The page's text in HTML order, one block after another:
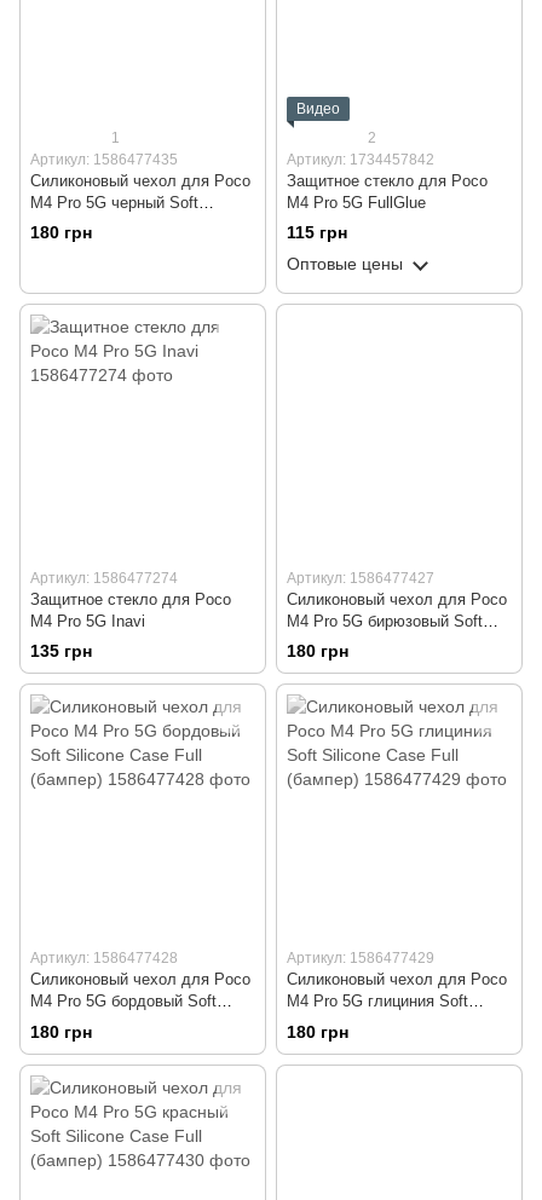
1
Артикул: 1586477435
Силиконовый чехол для Poco
M4 Pro 5G черный Soft
Silicone Case Full (бампер)
180 грн
Видео
2
Артикул: 1734457842
Защитное стекло для Poco
M4 Pro 5G FullGlue
115 грн
Оптовые цены
Артикул: 1586477274
Защитное стекло для Poco
M4 Pro 5G Inavi
135 грн
Артикул: 1586477427
Силиконовый чехол для Poco
M4 Pro 5G бирюзовый Soft
Silicone Case Full (бампер)
180 грн
Артикул: 1586477428
Силиконовый чехол для Poco
M4 Pro 5G бордовый Soft
Silicone Case Full (бампер)
180 грн
Артикул: 1586477429
Силиконовый чехол для Poco
M4 Pro 5G глициния Soft
Silicone Case Full (бампер)
180 грн